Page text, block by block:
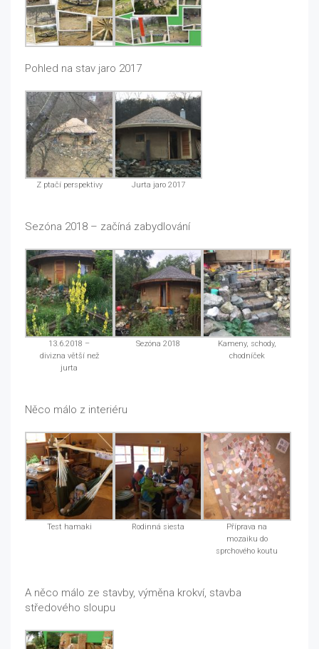
Pohled na stav jaro 2017
Z ptačí perspektivy Jurta jaro 2017
Sezóna 2018 – začíná zabydlování
13.6.2018 –
divizna větší než
jurta
Sezóna 2018
Kameny, schody,
chodníček
Něco málo z interiéru
Test hamaki Rodinná siesta
Příprava na
mozaiku do
sprchového koutu
A něco málo ze stavby, výměna krokví, stavba
středového sloupu